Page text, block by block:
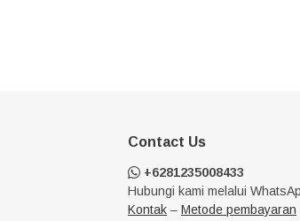
Contact Us
+6281235008433
Hubungi kami melalui
Kontak – Metode pembayaran